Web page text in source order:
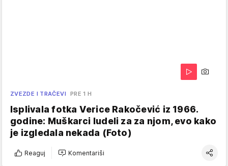
ZVEZDE I TRAČEVI PRE 1 H
Isplivala fotka Verice Rakočević iz 1966.
godine: Muškarci ludeli za za njom, evo kako
je izgledala nekada (Foto)
Reaguj Komentariši